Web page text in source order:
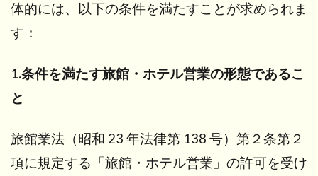
体的には、以下の条件を満たすことが求められま
す：
1.条件を満たす旅館・ホテル営業の形態であるこ
と
旅館業法（昭和 23 年法律第 138 号）第２条第２
項に規定する「旅館・ホテル営業」の許可を受け